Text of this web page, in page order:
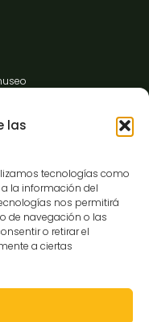
las
tecnologías como
la información del
nos permitirá
de navegación o las
o retirar el
a ciertas